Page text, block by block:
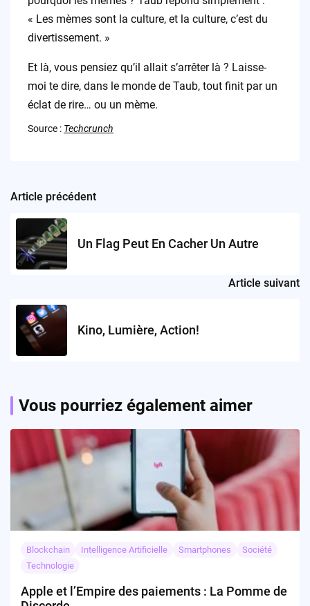
« Les mèmes sont la culture, et la culture, c’est du
divertissement. »
Et là, vous pensiez qu’il allait s’arrêter là ? Laisse-
moi te dire, dans le monde de Taub, tout finit par un
éclat de rire… ou un mème.
Source : Techcrunch
Post
navigation
Article précédent
Un Flag Peut En Cacher Un Autre
Article suivant
Kino, Lumière, Action!
Vous pourriez également aimer
Blockchain Intelligence Artificielle Smartphones
Société
Technologie
Apple et l’Empire des paiements : La Pomme de